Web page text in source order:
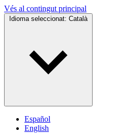
Vés al contingut principal
Idioma seleccionat: Català
Español
English